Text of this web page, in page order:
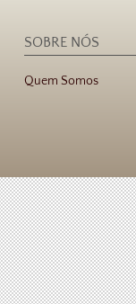
SOBRE NÓS
Quem Somos